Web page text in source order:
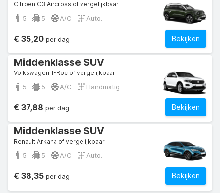
Citroen C3 Aircross of vergelijkbaar
5 5 A/C Auto.
Bekijken
€ 35,20 per dag
Middenklasse SUV
Volkswagen T-Roc of vergelijkbaar
5 5 A/C Handmatig
Bekijken
€ 37,88 per dag
Middenklasse SUV
Renault Arkana of vergelijkbaar
5 5 A/C Auto.
Bekijken
€ 38,35 per dag